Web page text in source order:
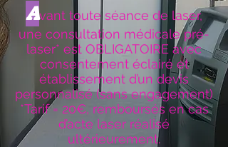
Avant toute séance de laser,
une consultation médicale pré-
laser* est OBLIGATOIRE avec
consentement éclairé et
établissement d’un devis
personnalisé (sans engagement)
*Tarif = 20€, remboursés en cas
d’acte laser réalisé
ultérieurement.